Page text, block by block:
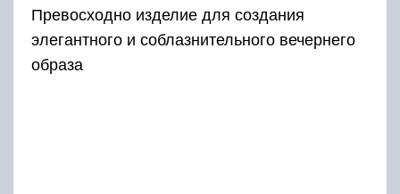
Превосходно изделие для создания
элегантного и соблазнительного вечернего
образа